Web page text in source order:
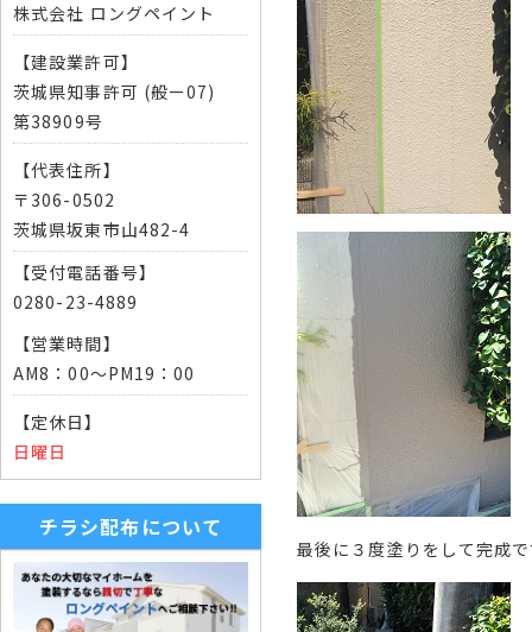
最後に３度塗りをして完成
株式会社 ロングペイント
【建設業許可】
茨城県知事許可 (般ー07)
第38909号
【代表住所】
〒306-0502
茨城県坂東市山482-4
【受付電話番号】
0280-23-4889
【営業時間】
AM8：00～PM19：00
【定休日】
日曜日
チラシ配布について